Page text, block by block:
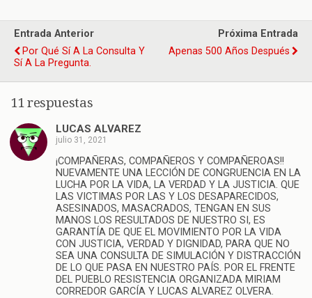
Entrada Anterior
Por Qué Sí A La Consulta Y
Sí A La Pregunta.
Próxima Entrada
Apenas 500 Años Después
11 respuestas
LUCAS ALVAREZ
julio 31, 2021
¡COMPAÑERAS, COMPAÑEROS Y COMPAÑEROAS!!
NUEVAMENTE UNA LECCIÓN DE CONGRUENCIA EN LA
LUCHA POR LA VIDA, LA VERDAD Y LA JUSTICIA. QUE
LAS VICTIMAS POR LAS Y LOS DESAPARECIDOS,
ASESINADOS, MASACRADOS, TENGAN EN SUS
MANOS LOS RESULTADOS DE NUESTRO SI, ES
GARANTÍA DE QUE EL MOVIMIENTO POR LA VIDA
CON JUSTICIA, VERDAD Y DIGNIDAD, PARA QUE NO
SEA UNA CONSULTA DE SIMULACIÓN Y DISTRACCIÓN
DE LO QUE PASA EN NUESTRO PAÍS. POR EL FRENTE
DEL PUEBLO RESISTENCIA ORGANIZADA MIRIAM
CORREDOR GARCÍA Y LUCAS ALVAREZ OLVERA.